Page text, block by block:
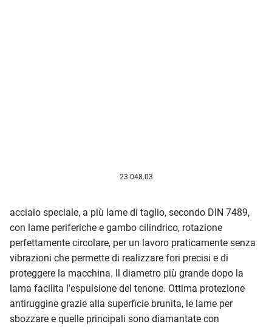
23.048.03
acciaio speciale, a più lame di taglio, secondo DIN 7489,
con lame periferiche e gambo cilindrico, rotazione
perfettamente circolare, per un lavoro praticamente senza
vibrazioni che permette di realizzare fori precisi e di
proteggere la macchina. Il diametro più grande dopo la
lama facilita l'espulsione del tenone. Ottima protezione
antiruggine grazie alla superficie brunita, le lame per
sbozzare e quelle principali sono diamantate con